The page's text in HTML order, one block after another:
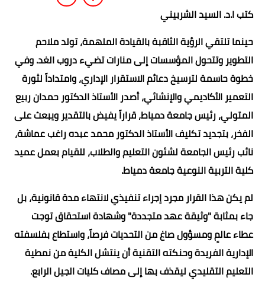
كتب ا.د. السيد الشربيني
حينما تلتقي الرؤية الثاقبة بالقيادة الملهمة، تولد ملاحم
التطوير وتتحول المؤسسات إلى منارات تضيء دروب الغد. وفي
خطوة حاسمة لترسيخ دعائم الاستقرار الإداري، وامتداداً لثورة
التعمير الأكاديمي والإنشائي، أصدر الأستاذ الدكتور حمدان ربيع
المتولي، رئيس جامعة دمياط، قراراً يفيض بالتقدير ويبعث على
الفخر، بتجديد تكليف الأستاذ الدكتور محمد عبده راغب عماشة،
نائب رئيس الجامعة لشئون التعليم والطلاب، للقيام بعمل عميد
كلية التربية النوعية جامعة دمياط.
لم يكن هذا القرار مجرد إجراء تنفيذي لانتهاء مدة قانونية، بل
جاء بمثابة "وثيقة عهد متجددة" وشهادة استحقاق توجت
عطاء عالمٍ ومسؤول صاغ من التحديات فرصاً، واستطاع بفلسفته
الإدارية الفريدة وحنكته التقنية أن ينتشل الكلية من نمطية
التعليم التقليدي ليقذف بها إلى مصاف كليات الجيل الرابع.